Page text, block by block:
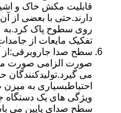
قابلیت مکش خاک و
دارند.حتی با بعضی از
روی سطوح پاک کرد.به
تفکیک مایعات از
سطح صدا جاروبرقی:از
صورت الزامی صورت می
می گیرد.تولیدکنندگان
احتیاطبسیاری به میزن
ویژگی های یک دستگاه
سطح صدای پایین می